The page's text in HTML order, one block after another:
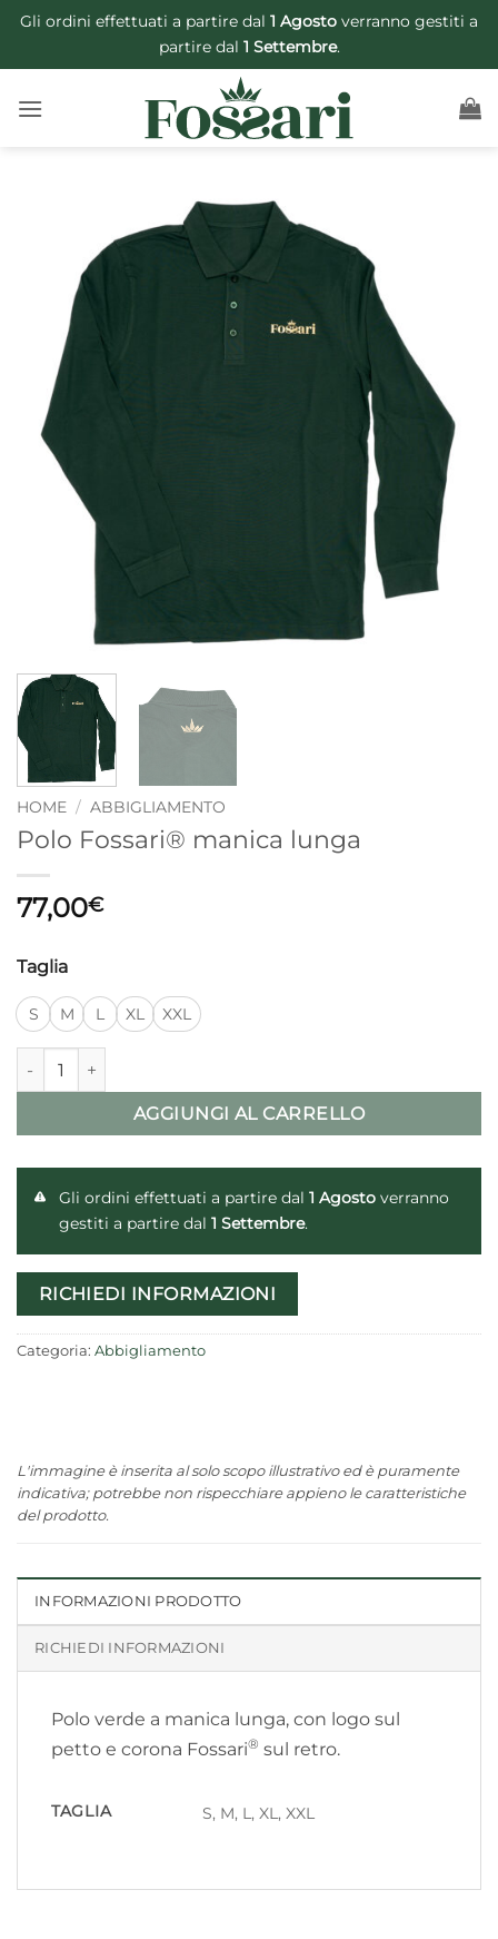
Salta
contenuti
Gli ordini effettuati a partire dal 1 Agosto verranno gestiti a
partire dal 1 Settembre.
HOME / ABBIGLIAMENTO
Polo Fossari® manica lunga
77,00€
Taglia
S M L XL XXL
Polo Fossari® manica lunga quantità
AGGIUNGI AL CARRELLO
Gli ordini effettuati a partire dal1 Agosto verranno
gestiti a partire dal1 Settembre.
RICHIEDI INFORMAZIONI
Categoria: Abbigliamento
L'immagine è inserita al solo scopo illustrativo ed è puramente
indicativa; potrebbe non rispecchiare appieno le caratteristiche
del prodotto.
INFORMAZIONI PRODOTTO
RICHIEDI INFORMAZIONI
Polo verde a manica lunga, con logo sul
petto e corona Fossari® sul retro.
TAGLIA S, M, L, XL, XXL